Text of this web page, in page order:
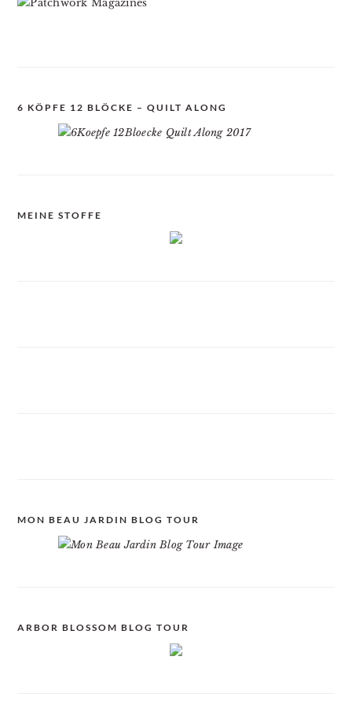
6 KÖPFE 12 BLÖCKE – QUILT ALONG
MEINE STOFFE
MON BEAU JARDIN BLOG TOUR
ARBOR BLOSSOM BLOG TOUR